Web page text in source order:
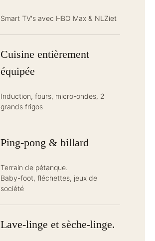
Smart TV's avec HBO Max & NLZiet
Cuisine entièrement
équipée
Induction, fours, micro-ondes, 2
grands frigos
Ping-pong & billard
Terrain de pétanque.
Baby-foot, fléchettes, jeux de
société
Lave-linge et sèche-linge.